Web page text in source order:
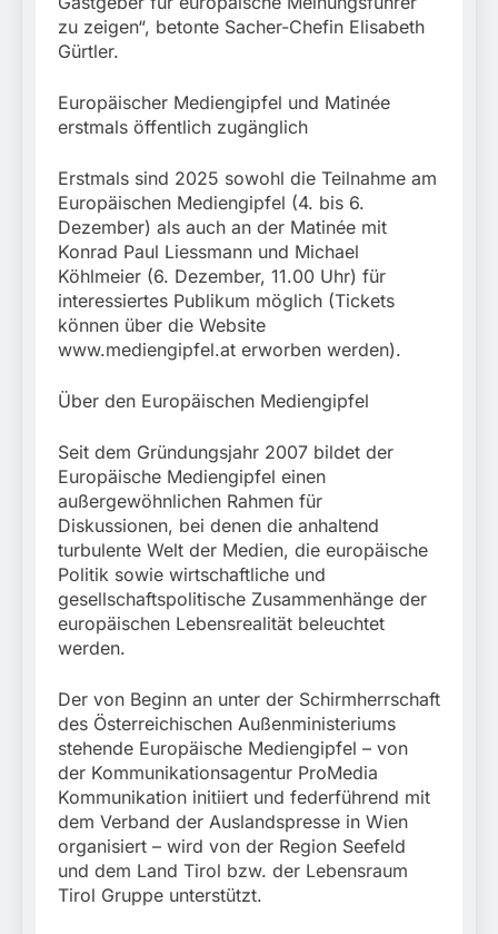
zu zeigen“, betonte Sacher-Chefin Elisabeth
Gürtler.
Europäischer Mediengipfel und Matinée
erstmals öffentlich zugänglich
Erstmals sind 2025 sowohl die Teilnahme am
Europäischen Mediengipfel (4. bis 6.
Dezember) als auch an der Matinée mit
Konrad Paul Liessmann und Michael
Köhlmeier (6. Dezember, 11.00 Uhr) für
interessiertes Publikum möglich (Tickets
können über die Website
www.mediengipfel.at erworben werden).
Über den Europäischen Mediengipfel
Seit dem Gründungsjahr 2007 bildet der
Europäische Mediengipfel einen
außergewöhnlichen Rahmen für
Diskussionen, bei denen die anhaltend
turbulente Welt der Medien, die europäische
Politik sowie wirtschaftliche und
gesellschaftspolitische Zusammenhänge der
europäischen Lebensrealität beleuchtet
werden.
Der von Beginn an unter der Schirmherrschaft
des Österreichischen Außenministeriums
stehende Europäische Mediengipfel – von
der Kommunikationsagentur ProMedia
Kommunikation initiiert und federführend mit
dem Verband der Auslandspresse in Wien
organisiert – wird von der Region Seefeld
und dem Land Tirol bzw. der Lebensraum
Tirol Gruppe unterstützt.